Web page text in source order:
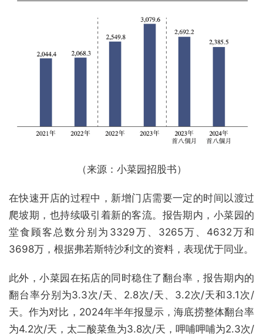
（来源：小菜园招股书）
在快速开店的过程中，新增门店需要一定的时间以渡过
爬坡期，也持续吸引着新的客流。报告期内，小菜园的
堂食顾客总数分别为3329万、3265万、4632万和
3698万，根据弗若斯特沙利文的资料，表现优于同业。
此外，小菜园在拓店的同时稳住了翻台率，报告期内的
翻台率分别为3.3次/天、2.8次/天、3.2次/天和3.1次/
天。作为对比，2024年半年报显示，海底捞整体翻台率
为4.2次/天，太二酸菜鱼为3.8次/天，呷哺呷哺为2.3次/